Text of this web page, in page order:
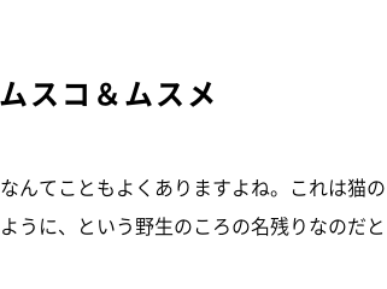
スコ＆ムスメ
てこともよくありますよね。これは猫の
うに、という野生のころの名残りなのだと